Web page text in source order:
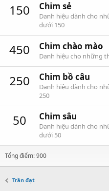
150 Chim sẻ
Danh hiệu dành cho
dưới 150
450 Chim chào mào
Danh hiệu cho những
250 Chim bồ câu
Danh hiệu dành cho
250
50 Chim sâu
Danh hiệu dành cho
dưới 50
Tổng điểm: 900
Trần đạt